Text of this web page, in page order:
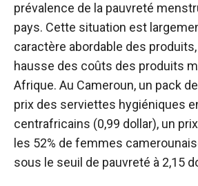
prévalence de la pauvreté
pays. Cette situation est
caractère abordable des
hausse des coûts des produits
Afrique. Au Cameroun, un pack
prix des serviettes hygiéniques
centrafricains (0,99 dollar), un
les 52% de femmes
sous le seuil de pauvreté à 2,15